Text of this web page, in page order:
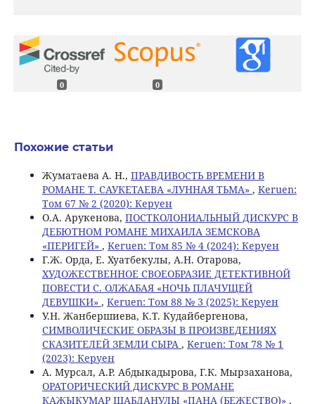
0 0
Похожие статьи
Жуматаева А. Н., ПРАВДИВОСТЬ ВРЕМЕНИ В
РОМАНЕ Т. САУКЕТАЕВА «ЛУННАЯ ТЬМА» , Keruen:
Том 67 № 2 (2020): Керуен
О.А. Арукенова, ПОСТКОЛОНИАЛЬНЫЙ ДИСКУРС В
ДЕБЮТНОМ РОМАНЕ МИХАИЛА ЗЕМСКОВА
«ПЕРИГЕЙ» , Keruen: Том 85 № 4 (2024): Керуен
Г.Ж. Орда, Е. Хуатбекулы, А.Н. Отарова,
ХУДОЖЕСТВЕННОЕ СВОЕОБРАЗИЕ ДЕТЕКТИВНОЙ
ПОВЕСТИ С. ОЛЖАБАЯ «НОЧЬ ПЛАЧУЩЕЙ
ДЕВУШКИ» , Keruen: Том 88 № 3 (2025): Керуен
У.Н. Жанбершиева, К.Т. Кудайбергенова,
СИМВОЛИЧЕСКИЕ ОБРАЗЫ В ПРОИЗВЕДЕНИЯХ
СКАЗИТЕЛЕЙ ЗЕМЛИ СЫРА , Keruen: Том 78 № 1
(2023): Керуен
А. Мурсал, А.Р. Абдыкадырова, Г.К. Мырзаханова,
ОРАТОРИЧЕСКИЙ ДИСКУРС В РОМАНЕ
КАЖЫКУМАР ШАБДАНУЛЫ «ПАНА (БЕЖЕСТВО)» ,